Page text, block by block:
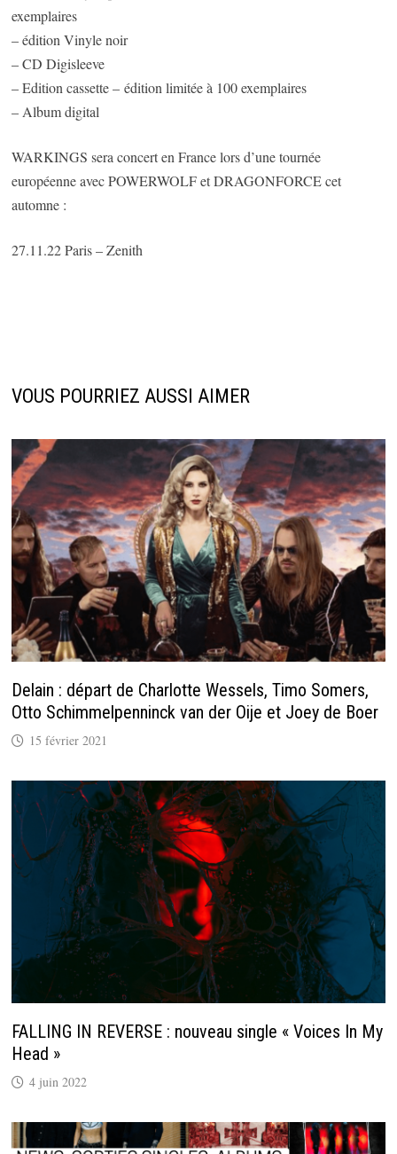
exemplaires
– édition Vinyle noir
– CD Digisleeve
– Edition cassette – édition limitée à 100 exemplaires
– Album digital
WARKINGS sera concert en France lors d’une tournée
européenne avec POWERWOLF et DRAGONFORCE cet
automne :
27.11.22 Paris – Zenith
VOUS POURRIEZ AUSSI AIMER
Delain : départ de Charlotte Wessels, Timo Somers,
Otto Schimmelpenninck van der Oije et Joey de Boer
15 février 2021
FALLING IN REVERSE : nouveau single « Voices In My
Head »
4 juin 2022